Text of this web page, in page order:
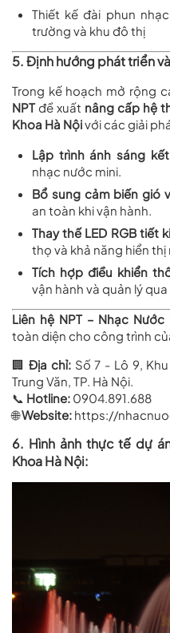
Thiết kế đài phun
trường và khu đô thị
5. Định hướng phát triển
Trong kế hoạch mở rộng
NPTđề xuất nâng cấp hệ
Khoa Hà Nộivới các giải
Lập trình ánh sáng
nhạc nước mini.
Bổ sung cảm biến gió
an toàn khi vận hành.
Thay thế LED RGB tiết
thọ và khả năng hiển thị
Tích hợp điều khiển
vận hành và quản lý
Liên hệ NPT – Nhạc Nước
toàn diện cho công trình
🏢Địa chỉ: Số 7 - Lô 9,
Trung Văn, TP. Hà Nội.
📞 Hotline: 0904.891.688
🌐Website: https://
6. Hình ảnh thực tế dự
Khoa Hà Nội: